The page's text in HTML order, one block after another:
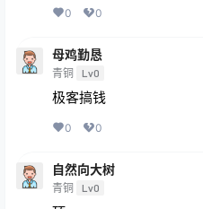
0 0
母鸡勤恳
青铜 Lv0
极客搞钱
0 0
自然向大树
青铜 Lv0